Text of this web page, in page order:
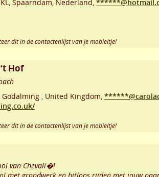
, Spaarndam, Nederland,
dit in de contactenlijst van je mobieltje!
Hof
Godalming , United Kingdom,
dit in de contactenlijst van je mobieltje!
van Chevali�!